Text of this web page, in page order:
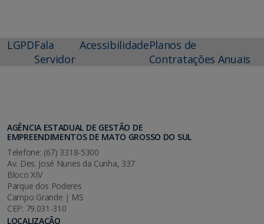
LGPDFala
Servidor
AcessibilidadePlanos de
Contratações Anuais
AGÊNCIA ESTADUAL DE GESTÃO DE
EMPREENDIMENTOS DE MATO GROSSO DO SUL
Telefone: (67) 3318-5300
Av. Des. José Nunes da Cunha, 337
Bloco XIV
Parque dos Poderes
Campo Grande | MS
CEP: 79.031-310
LOCALIZAÇÃO